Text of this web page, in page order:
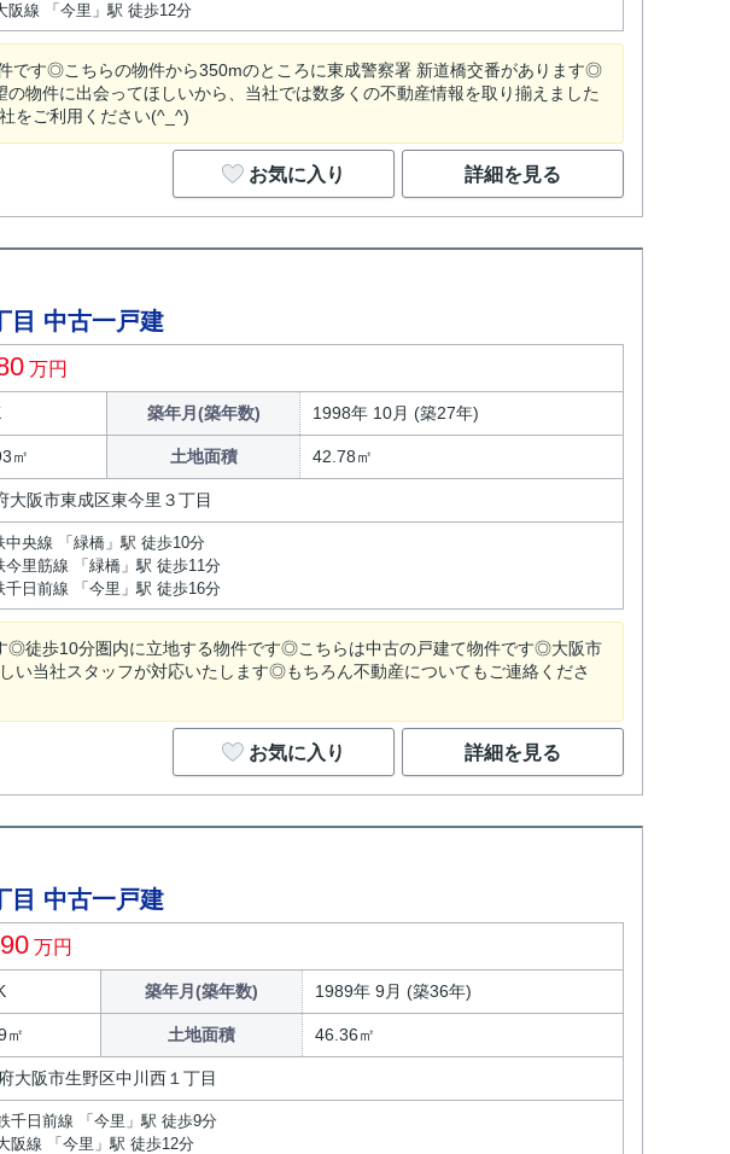
阪線 「今里」駅 徒歩12分
です◎こちらの物件から350mのところに東成警察署 新道橋交番があります◎
物件に出会ってほしいから、当社では数多くの不動産情報を取り揃えました
をご利用ください(^_^)
お気に入り 詳細を見る
目 中古一戸建
万円
築年月(築年数) 1998年 10月 (築27年)
㎡ 土地面積 42.78㎡
大阪市東成区東今里３丁目
中央線 「緑橋」駅 徒歩10分
今里筋線 「緑橋」駅 徒歩11分
千日前線 「今里」駅 徒歩16分
◎徒歩10分圏内に立地する物件です◎こちらは中古の戸建て物件です◎大阪市
い当社スタッフが対応いたします◎もちろん不動産についてもご連絡くださ
お気に入り 詳細を見る
目 中古一戸建
万円
築年月(築年数) 1989年 9月 (築36年)
㎡ 土地面積 46.36㎡
大阪市生野区中川西１丁目
千日前線 「今里」駅 徒歩9分
阪線 「今里」駅 徒歩12分